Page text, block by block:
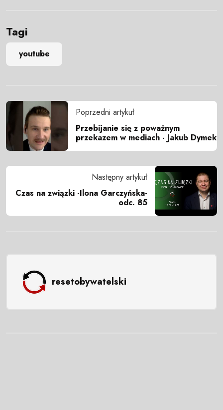
Tagi
youtube
Poprzedni artykuł
Przebijanie się z poważnym
przekazem w mediach - Jakub Dymek
Następny artykuł
Czas na związki -Ilona Garczyńska-
odc. 85
resetobywatelski